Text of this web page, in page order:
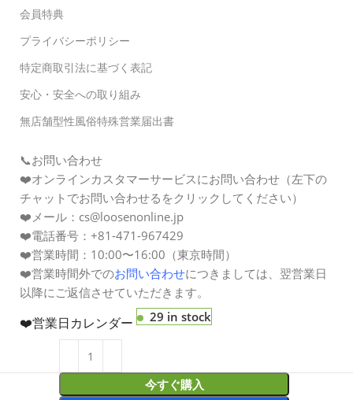
29 in stock
今すぐ購入
会員特典
プライバシーポリシー
特定商取引法に基づく表記
安心・安全への取り組み
無店舗型性風俗特殊営業届出書
📞お問い合わせ
❤️オンラインカスタマーサービスにお問い合わせ（左下の
チャットでお問い合わせるをクリックしてください）
❤️メール：cs@loosenonline.jp
❤️電話番号：+81-471-967429
❤️営業時間：10:00〜16:00（東京時間）
❤️営業時間外でのお問い合わせにつきましては、翌営業日
以降にご返信させていただきます。
❤️営業日カレンダー
LOOSENONLINE